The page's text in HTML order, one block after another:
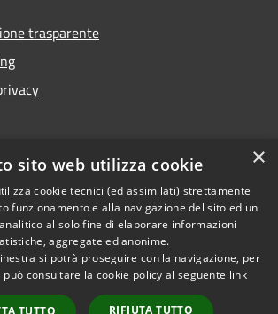
trasparente
di inaccessibilità
Copyright © 2026 • Comune di
Finale Ligure • Powered by
Municipium• Accesso
×
sito web utilizza cookie
cookie tecnici (ed assimilati) strettamente
funzionamento e alla navigazione del sito ed un
al solo fine di elaborare informazioni
aggregate ed anonime.
si potrà proseguire con la navigazione, per
consultare la cookie policy al seguente link
TUTTO RIFIUTA TUTTO